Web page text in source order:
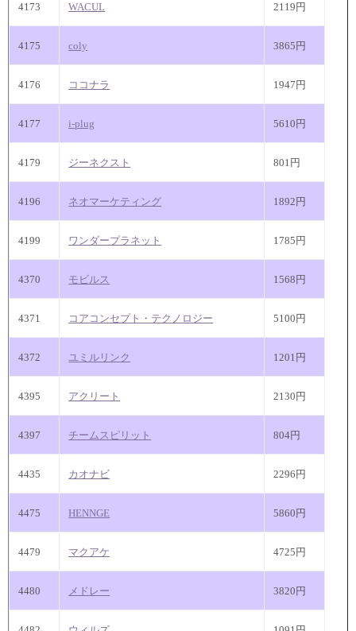
4173 WACUL 2119円
4175 coly 3865円
4176 ココナラ 1947円
4177 i-plug 5610円
4179 ジーネクスト 801円
4196 ネオマーケティング 1892円
4199 ワンダープラネット 1785円
4370 モビルス 1568円
4371 コアコンセプト・テクノロジー 5100円
4372 ユミルリンク 1201円
4395 アクリート 2130円
4397 チームスピリット 804円
4435 カオナビ 2296円
4475 HENNGE 5860円
4479 マクアケ 4725円
4480 メドレー 3820円